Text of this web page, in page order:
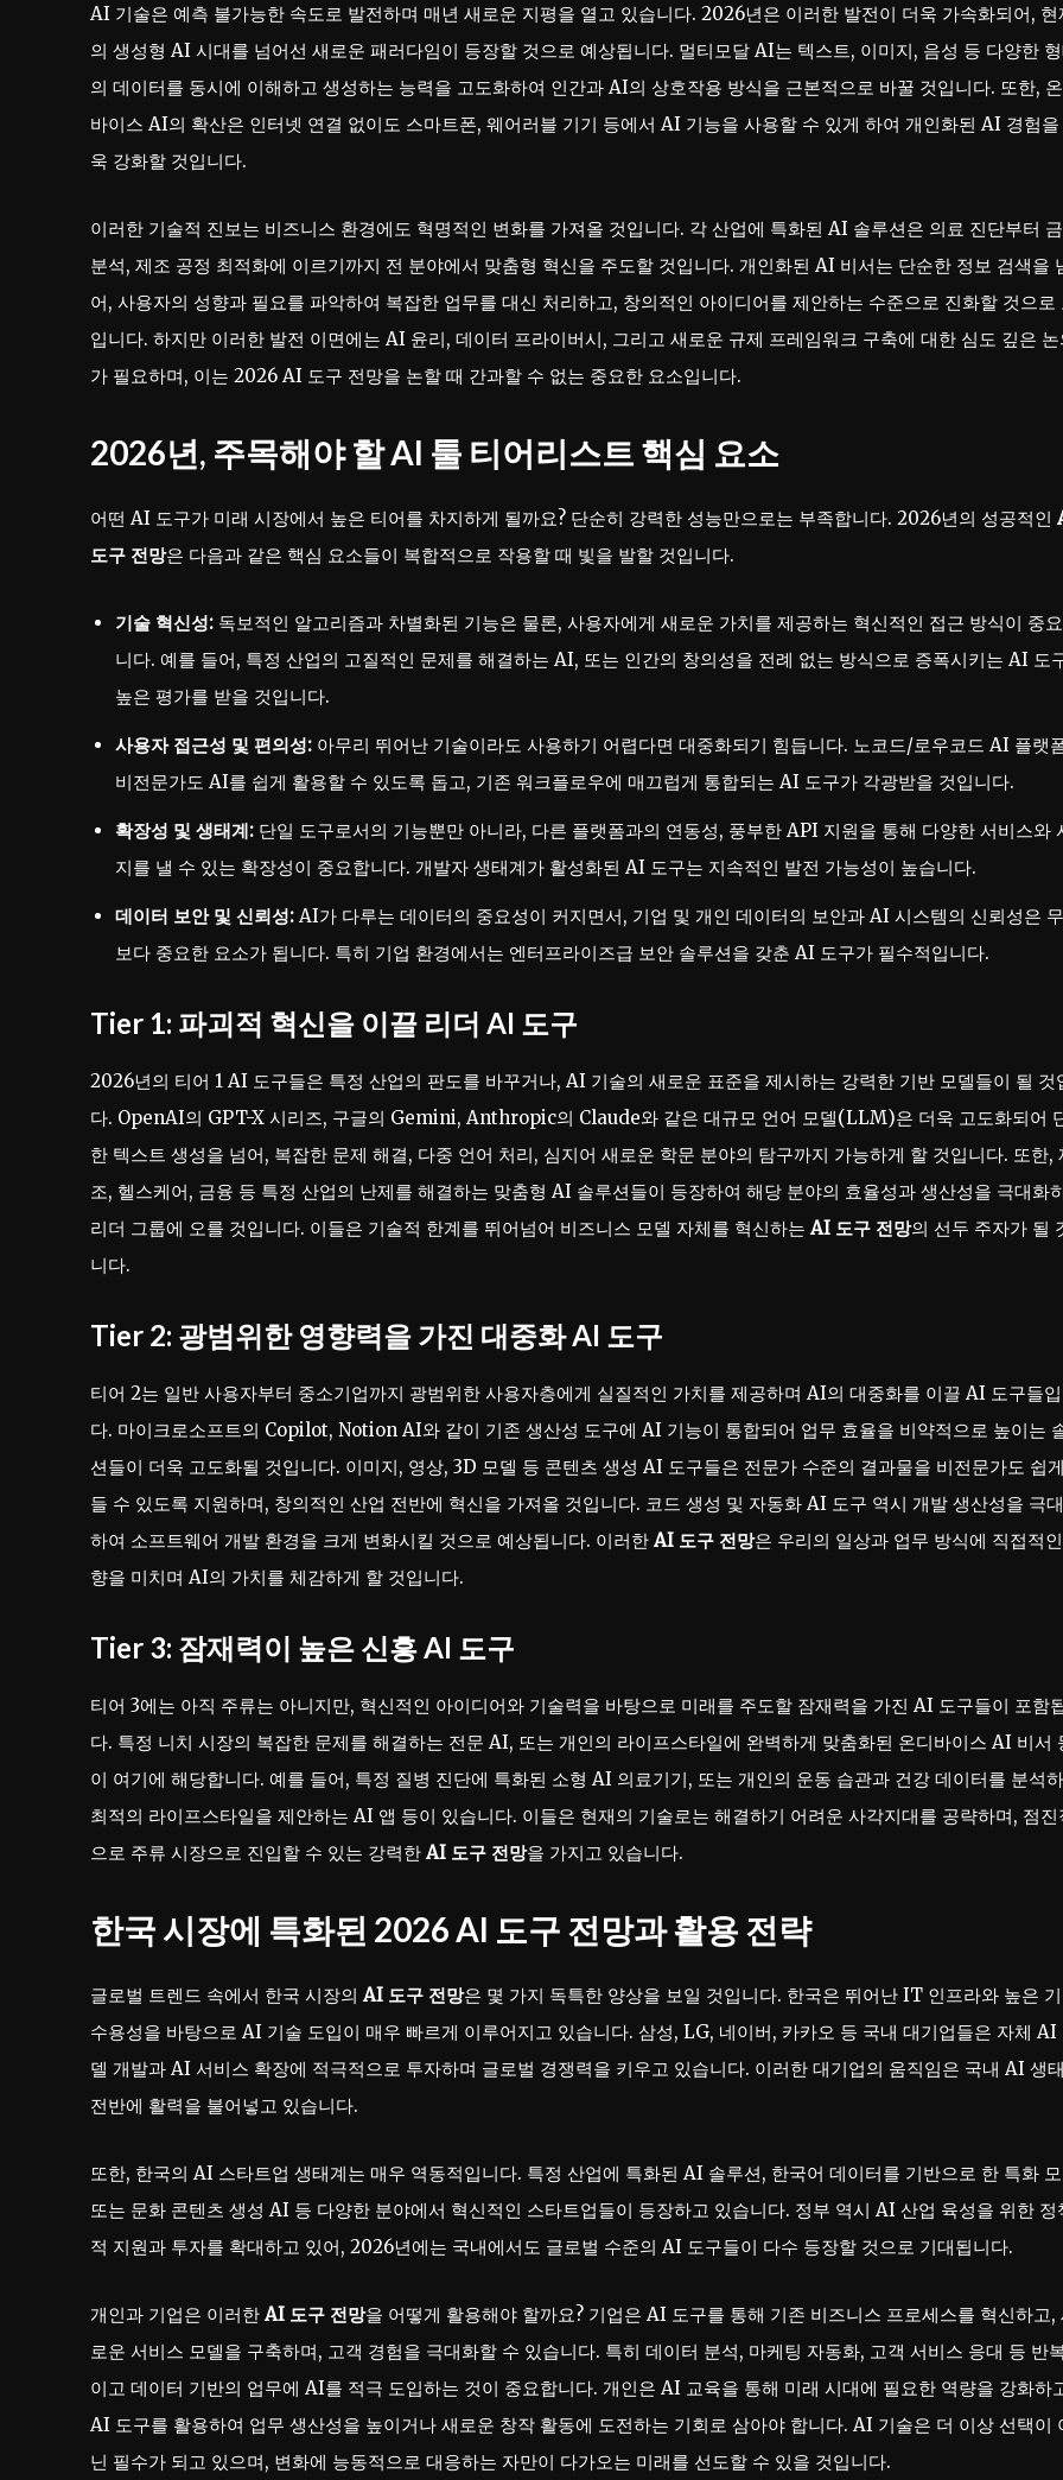
AI 기술은 예측 불가능한 속도로 발전하며 매년 새로운 지평을 열고 있습니다. 2026년은 이러한 발전이 더욱 가속화되어, 현
의 생성형 AI 시대를 넘어선 새로운 패러다임이 등장할 것으로 예상됩니다. 멀티모달 AI는 텍스트, 이미지, 음성 등 다양한
의 데이터를 동시에 이해하고 생성하는 능력을 고도화하여 인간과 AI의 상호작용 방식을 근본적으로 바꿀 것입니다. 또한,
바이스 AI의 확산은 인터넷 연결 없이도 스마트폰, 웨어러블 기기 등에서 AI 기능을 사용할 수 있게 하여 개인화된 AI 경험을
욱 강화할 것입니다.
이러한 기술적 진보는 비즈니스 환경에도 혁명적인 변화를 가져올 것입니다. 각 산업에 특화된 AI 솔루션은 의료 진단부터
분석, 제조 공정 최적화에 이르기까지 전 분야에서 맞춤형 혁신을 주도할 것입니다. 개인화된 AI 비서는 단순한 정보 검색을
어, 사용자의 성향과 필요를 파악하여 복잡한 업무를 대신 처리하고, 창의적인 아이디어를 제안하는 수준으로 진화할 것으로
입니다. 하지만 이러한 발전 이면에는 AI 윤리, 데이터 프라이버시, 그리고 새로운 규제 프레임워크 구축에 대한 심도 깊은 논
가 필요하며, 이는 2026 AI 도구 전망을 논할 때 간과할 수 없는 중요한 요소입니다.
2026년, 주목해야 할 AI 툴 티어리스트 핵심 요소
어떤 AI 도구가 미래 시장에서 높은 티어를 차지하게 될까요? 단순히 강력한 성능만으로는 부족합니다. 2026년의 성공적인
도구 전망은 다음과 같은 핵심 요소들이 복합적으로 작용할 때 빛을 발할 것입니다.
기술 혁신성: 독보적인 알고리즘과 차별화된 기능은 물론, 사용자에게 새로운 가치를 제공하는 혁신적인 접근 방식이 중
니다. 예를 들어, 특정 산업의 고질적인 문제를 해결하는 AI, 또는 인간의 창의성을 전례 없는 방식으로 증폭시키는 AI 도
높은 평가를 받을 것입니다.
사용자 접근성 및 편의성: 아무리 뛰어난 기술이라도 사용하기 어렵다면 대중화되기 힘듭니다. 노코드/로우코드 AI 플랫
비전문가도 AI를 쉽게 활용할 수 있도록 돕고, 기존 워크플로우에 매끄럽게 통합되는 AI 도구가 각광받을 것입니다.
확장성 및 생태계: 단일 도구로서의 기능뿐만 아니라, 다른 플랫폼과의 연동성, 풍부한 API 지원을 통해 다양한 서비스와
지를 낼 수 있는 확장성이 중요합니다. 개발자 생태계가 활성화된 AI 도구는 지속적인 발전 가능성이 높습니다.
데이터 보안 및 신뢰성: AI가 다루는 데이터의 중요성이 커지면서, 기업 및 개인 데이터의 보안과 AI 시스템의 신뢰성은
보다 중요한 요소가 됩니다. 특히 기업 환경에서는 엔터프라이즈급 보안 솔루션을 갖춘 AI 도구가 필수적입니다.
Tier 1: 파괴적 혁신을 이끌 리더 AI 도구
2026년의 티어 1 AI 도구들은 특정 산업의 판도를 바꾸거나, AI 기술의 새로운 표준을 제시하는 강력한 기반 모델들이 될 것
다. OpenAI의 GPT-X 시리즈, 구글의 Gemini, Anthropic의 Claude와 같은 대규모 언어 모델(LLM)은 더욱 고도화되어
한 텍스트 생성을 넘어, 복잡한 문제 해결, 다중 언어 처리, 심지어 새로운 학문 분야의 탐구까지 가능하게 할 것입니다. 또한,
조, 헬스케어, 금융 등 특정 산업의 난제를 해결하는 맞춤형 AI 솔루션들이 등장하여 해당 분야의 효율성과 생산성을 극대화
리더 그룹에 오를 것입니다. 이들은 기술적 한계를 뛰어넘어 비즈니스 모델 자체를 혁신하는 AI 도구 전망의 선두 주자가 될
니다.
Tier 2: 광범위한 영향력을 가진 대중화 AI 도구
티어 2는 일반 사용자부터 중소기업까지 광범위한 사용자층에게 실질적인 가치를 제공하며 AI의 대중화를 이끌 AI 도구들
다. 마이크로소프트의 Copilot, Notion AI와 같이 기존 생산성 도구에 AI 기능이 통합되어 업무 효율을 비약적으로 높이는
션들이 더욱 고도화될 것입니다. 이미지, 영상, 3D 모델 등 콘텐츠 생성 AI 도구들은 전문가 수준의 결과물을 비전문가도 쉽
들 수 있도록 지원하며, 창의적인 산업 전반에 혁신을 가져올 것입니다. 코드 생성 및 자동화 AI 도구 역시 개발 생산성을 극
하여 소프트웨어 개발 환경을 크게 변화시킬 것으로 예상됩니다. 이러한 AI 도구 전망은 우리의 일상과 업무 방식에 직접적
향을 미치며 AI의 가치를 체감하게 할 것입니다.
Tier 3: 잠재력이 높은 신흥 AI 도구
티어 3에는 아직 주류는 아니지만, 혁신적인 아이디어와 기술력을 바탕으로 미래를 주도할 잠재력을 가진 AI 도구들이 포함
다. 특정 니치 시장의 복잡한 문제를 해결하는 전문 AI, 또는 개인의 라이프스타일에 완벽하게 맞춤화된 온디바이스 AI 비서
이 여기에 해당합니다. 예를 들어, 특정 질병 진단에 특화된 소형 AI 의료기기, 또는 개인의 운동 습관과 건강 데이터를 분석
최적의 라이프스타일을 제안하는 AI 앱 등이 있습니다. 이들은 현재의 기술로는 해결하기 어려운 사각지대를 공략하며, 점진
으로 주류 시장으로 진입할 수 있는 강력한 AI 도구 전망을 가지고 있습니다.
한국 시장에 특화된 2026 AI 도구 전망과 활용 전략
글로벌 트렌드 속에서 한국 시장의 AI 도구 전망은 몇 가지 독특한 양상을 보일 것입니다. 한국은 뛰어난 IT 인프라와 높은
수용성을 바탕으로 AI 기술 도입이 매우 빠르게 이루어지고 있습니다. 삼성, LG, 네이버, 카카오 등 국내 대기업들은 자체 AI
델 개발과 AI 서비스 확장에 적극적으로 투자하며 글로벌 경쟁력을 키우고 있습니다. 이러한 대기업의 움직임은 국내 AI 생
전반에 활력을 불어넣고 있습니다.
또한, 한국의 AI 스타트업 생태계는 매우 역동적입니다. 특정 산업에 특화된 AI 솔루션, 한국어 데이터를 기반으로 한 특화
또는 문화 콘텐츠 생성 AI 등 다양한 분야에서 혁신적인 스타트업들이 등장하고 있습니다. 정부 역시 AI 산업 육성을 위한 정
적 지원과 투자를 확대하고 있어, 2026년에는 국내에서도 글로벌 수준의 AI 도구들이 다수 등장할 것으로 기대됩니다.
개인과 기업은 이러한 AI 도구 전망을 어떻게 활용해야 할까요? 기업은 AI 도구를 통해 기존 비즈니스 프로세스를 혁신하고,
로운 서비스 모델을 구축하며, 고객 경험을 극대화할 수 있습니다. 특히 데이터 분석, 마케팅 자동화, 고객 서비스 응대 등 반
이고 데이터 기반의 업무에 AI를 적극 도입하는 것이 중요합니다. 개인은 AI 교육을 통해 미래 시대에 필요한 역량을 강화하
AI 도구를 활용하여 업무 생산성을 높이거나 새로운 창작 활동에 도전하는 기회로 삼아야 합니다. AI 기술은 더 이상 선택이
닌 필수가 되고 있으며, 변화에 능동적으로 대응하는 자만이 다가오는 미래를 선도할 수 있을 것입니다.